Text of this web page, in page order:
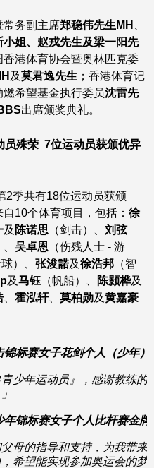
常务副主席郑稳伟先生MH
小姐、赵戎先生及梁一阳先
香港体育协会暨奥林匹克委
及莫君逸先生 ；香港体育记
燃希望基金执行委员沈雷先
出席颁奖典礼。
员殊荣 7位运动员获颁优异
2季共有18位运动员获颁
10个体育项目，包括： 徐
及 陈诺思 （剑击）、 刘弦
吴卓恩 （伤残人士 - 游
）、 张浚諾及徐浩邦 （智
及马钰 （帆船）、 陈颢桦及
、 霍泓轩、 莫柏勋及黄嘉豪
锦标赛女子花剑个人（少年）
青少年运动员』，感谢教练
锦标赛女子个人比杆赛金牌
父母的指导和支持，为我带
希望能实现参加奥运会的梦